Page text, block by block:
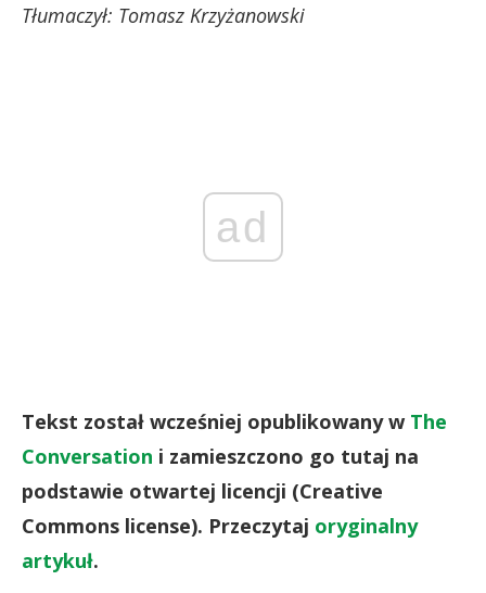
Tłumaczył: Tomasz Krzyżanowski
ad
Tekst został wcześniej opublikowany w The
Conversation i zamieszczono go tutaj na
podstawie otwartej licencji (Creative
Commons license). Przeczytaj oryginalny
artykuł.